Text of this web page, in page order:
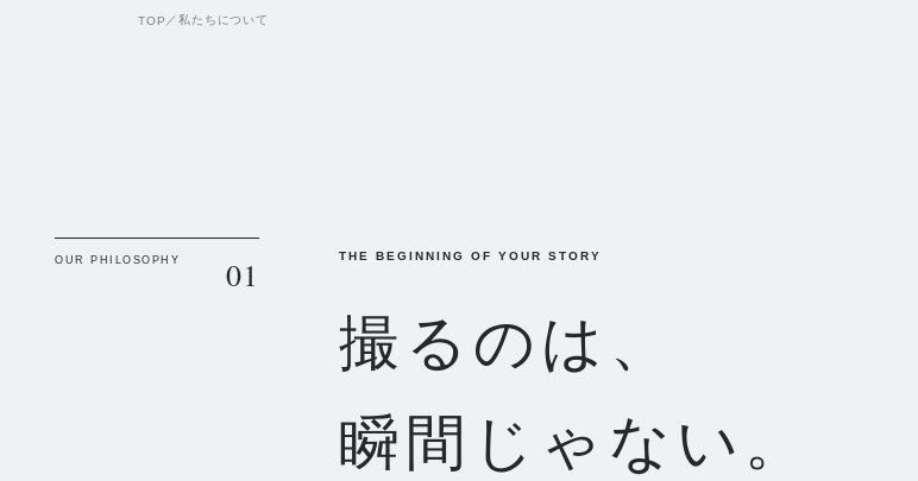
TOP ／私たちについて
OUR PHILOSOPHY 01 THE BEGINNING OF YOUR STORY
撮るのは、
瞬間じゃない。